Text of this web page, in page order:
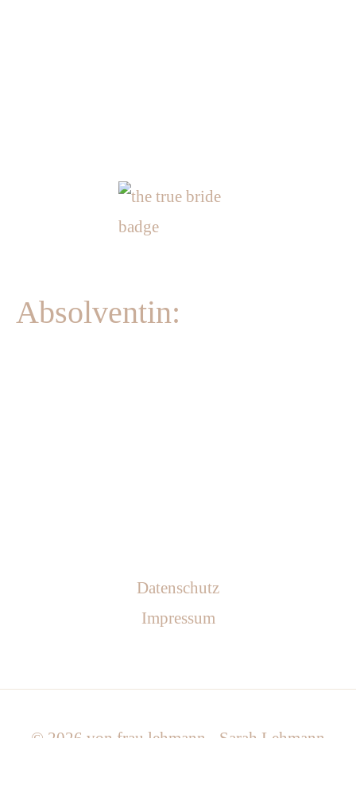
Absolventin:
Datenschutz
Impressum
© 2026 von frau lehmann - Sarah Lehmann